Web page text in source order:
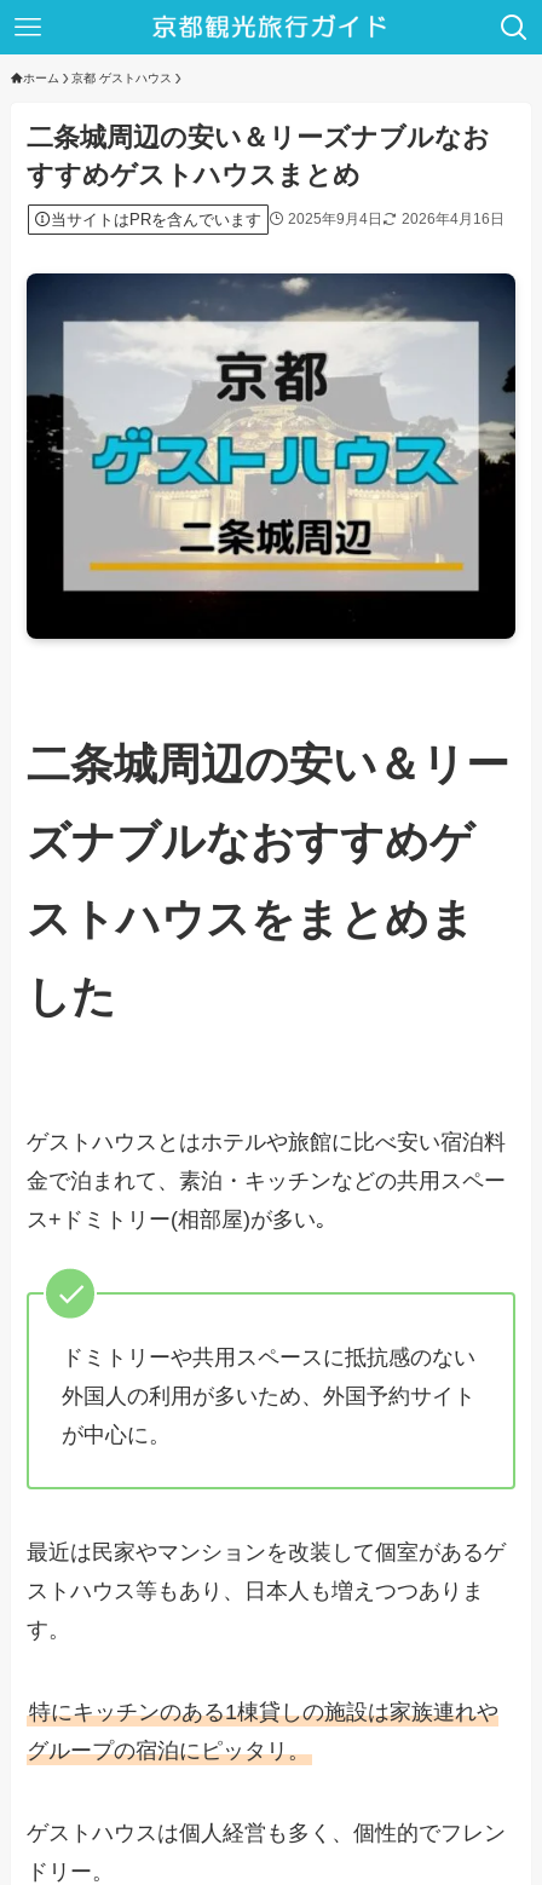
ホーム 京都 ゲストハウス
二条城周辺の安い＆リーズナブルなお
すすめゲストハウスまとめ
当サイトはPRを含んでいます 2025年9月4日 2026年4月16日
二条城周辺の安い＆リー
ズナブルなおすすめゲ
ストハウスをまとめま
した
ゲストハウスとはホテルや旅館に比べ安い宿泊料
金で泊まれて、素泊・キッチンなどの共用スペー
ス+ドミトリー(相部屋)が多い｡
ドミトリーや共用スペースに抵抗感のない
外国人の利用が多いため、外国予約サイト
が中心に。
最近は民家やマンションを改装して個室があるゲ
ストハウス等もあり、日本人も増えつつありま
す。
特にキッチンのある1棟貸しの施設は家族連れや
グループの宿泊にピッタリ。
ゲストハウスは個人経営も多く、個性的でフレン
ドリー。